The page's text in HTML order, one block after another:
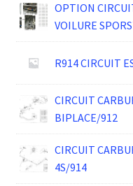
OPTION
VOILURE
R914 CIRCUIT
CIRCUIT
BIPLACE/912
CIRCUIT
4S/914